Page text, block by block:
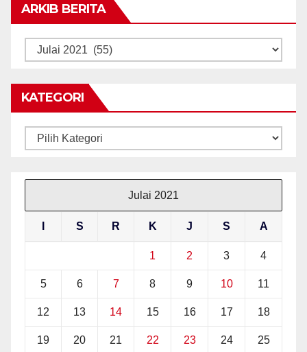
ARKIB BERITA
ARKIB
KATEGORI
Kategori
Julai 2021
S R K J S A
1 2 3 4
5 6 7 8 9 10 11
12 13 14 15 16 17 18
19 20 21 22 23 24 25